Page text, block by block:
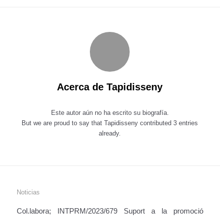
Acerca deTapidisseny
Este autor aún no ha escrito su biografía.
But we are proud to say thatTapidisseny contributed 3 entries
already.
Noticias
Col.labora; INTPRM/2023/679 Suport a la promoció